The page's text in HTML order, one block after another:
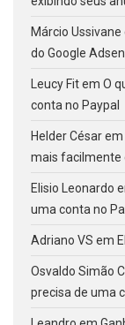
Márcio Ussivane
do Google
Leucy Fitem O
conta no Paypal
Helder Césarem
mais facilmente
Elisio Leonardo
uma conta no
Adriano VS em
Osvaldo Simão
precisa de uma